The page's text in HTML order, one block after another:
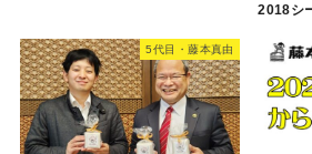
2018シ
5代目・藤本真由